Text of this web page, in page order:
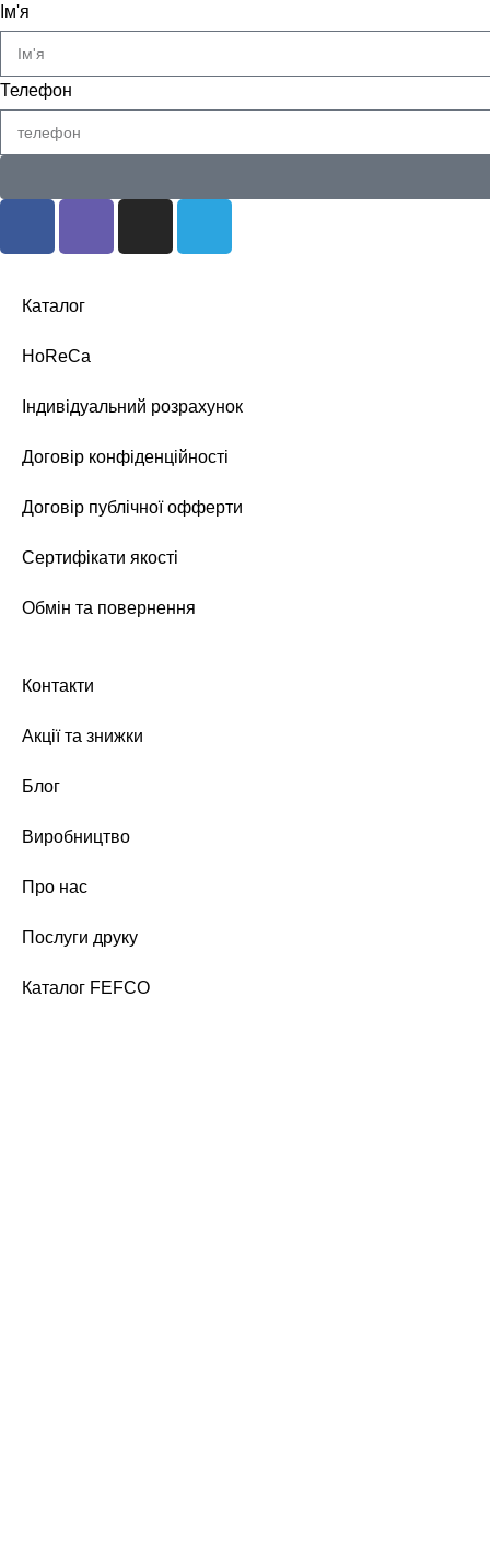
Ім'я
Телефон
Каталог
HoReCa
Індивідуальний розрахунок
Договір конфіденційності
Договір публічної офферти
Сертифікати якості
Обмін та повернення
Контакти
Акції та знижки
Блог
Виробництво
Про нас
Послуги друку
Каталог FEFCO